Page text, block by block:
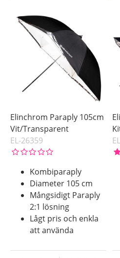
Elinchrom Paraply 105cm
Vit/Transparent
EL-26359
Kombiparaply
Diameter 105 cm
Mångsidigt Paraply
2:1 lösning
Lågt pris och enkla
att använda